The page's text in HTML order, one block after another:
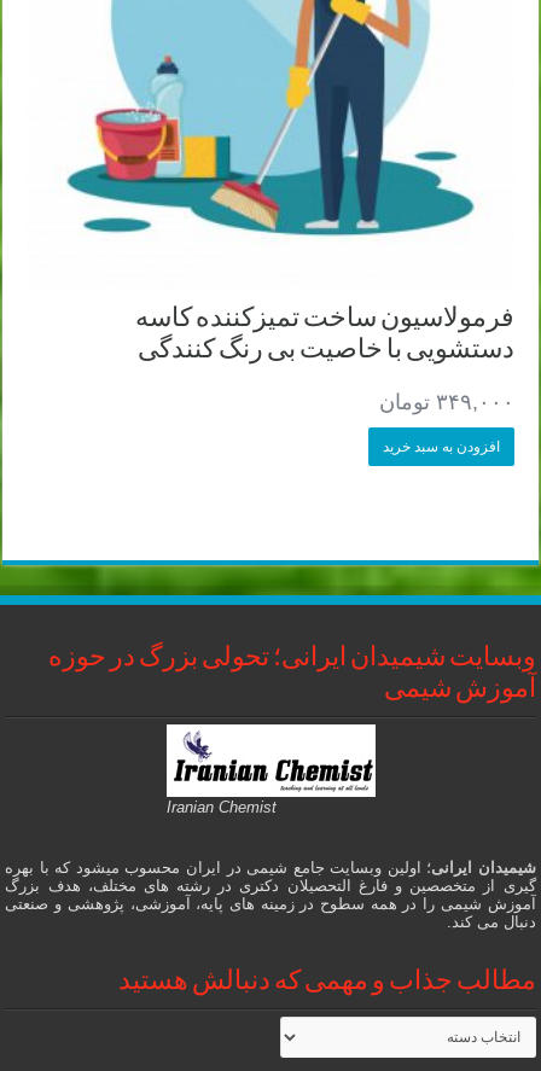
فرمولاسیون ساخت تمیزکننده کاسه
دستشویی با خاصیت بی رنگ کنندگی
۳۴۹,۰۰۰ تومان
افزودن به سبد خرید
وبسایت شیمیدان ایرانی؛ تحولی بزرگ در حوزه
آموزش شیمی
Iranian Chemist
شیمیدان ایرانی؛ اولین وبسایت جامع شیمی در ایران محسوب میشود که با بهره
گیری از متخصصین و فارغ التحصیلان دکتری در رشته های مختلف، هدف بزرگ
آموزش شیمی را در همه سطوح در زمینه های پایه، آموزشی، پژوهشی و صنعتی
دنبال می کند.
مطالب جذاب و مهمی که دنبالش هستید
مطالب
جذاب
و